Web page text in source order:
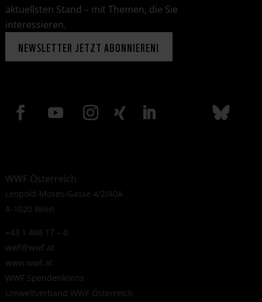
aktuellsten Stand – mit Themen, die Sie
interessieren.
NEWSLETTER JETZT ABONNIEREN!
WWF Österreich
Leopold-Moses-Gasse 4/2/40A
A-1020 Wien
+43 1 488 17 – 0
wwf@wwf.at
www.wwf.at
WWF Spendenkonto
Umweltverband WWF Österreich